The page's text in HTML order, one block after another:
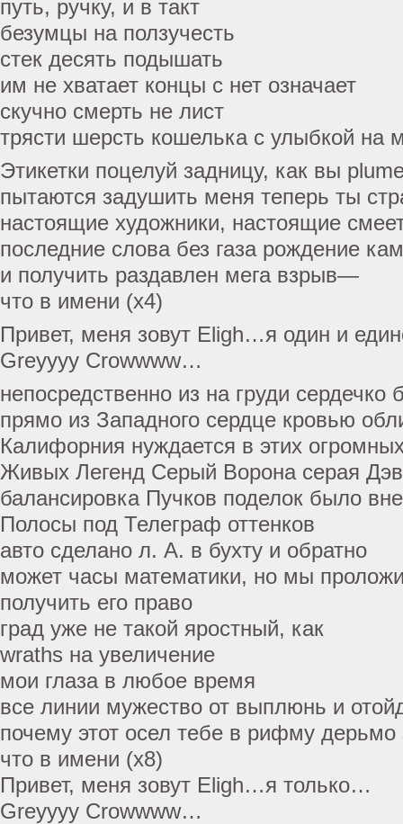
путь, ручку, и в такт
безумцы на ползучесть
стек десять подышать
им не хватает концы с нет означает
скучно смерть не лист
трясти шерсть кошелька с улыбкой на
Этикетки поцелуй задницу, как вы
пытаются задушить меня теперь ты
настоящие художники, настоящие
последние слова без газа рождение
и получить раздавлен мега взрыв—
что в имени (x4)
Привет, меня зовут Eligh…я один и
Greyyyy Crowwww…
непосредственно из на груди сердечко
прямо из Западного сердце кровью
Калифорния нуждается в этих
Живых Легенд Серый Ворона серая
балансировка Пучков поделок было
Полосы под Телеграф оттенков
авто сделано л. А. в бухту и обратно
может часы математики, но мы
получить его право
град уже не такой яростный, как
wraths на увеличение
мои глаза в любое время
все линии мужество от выплюнь и
почему этот осел тебе в рифму дерьмо
что в имени (х8)
Привет, меня зовут Eligh…я только…
Greyyyy Crowwww…